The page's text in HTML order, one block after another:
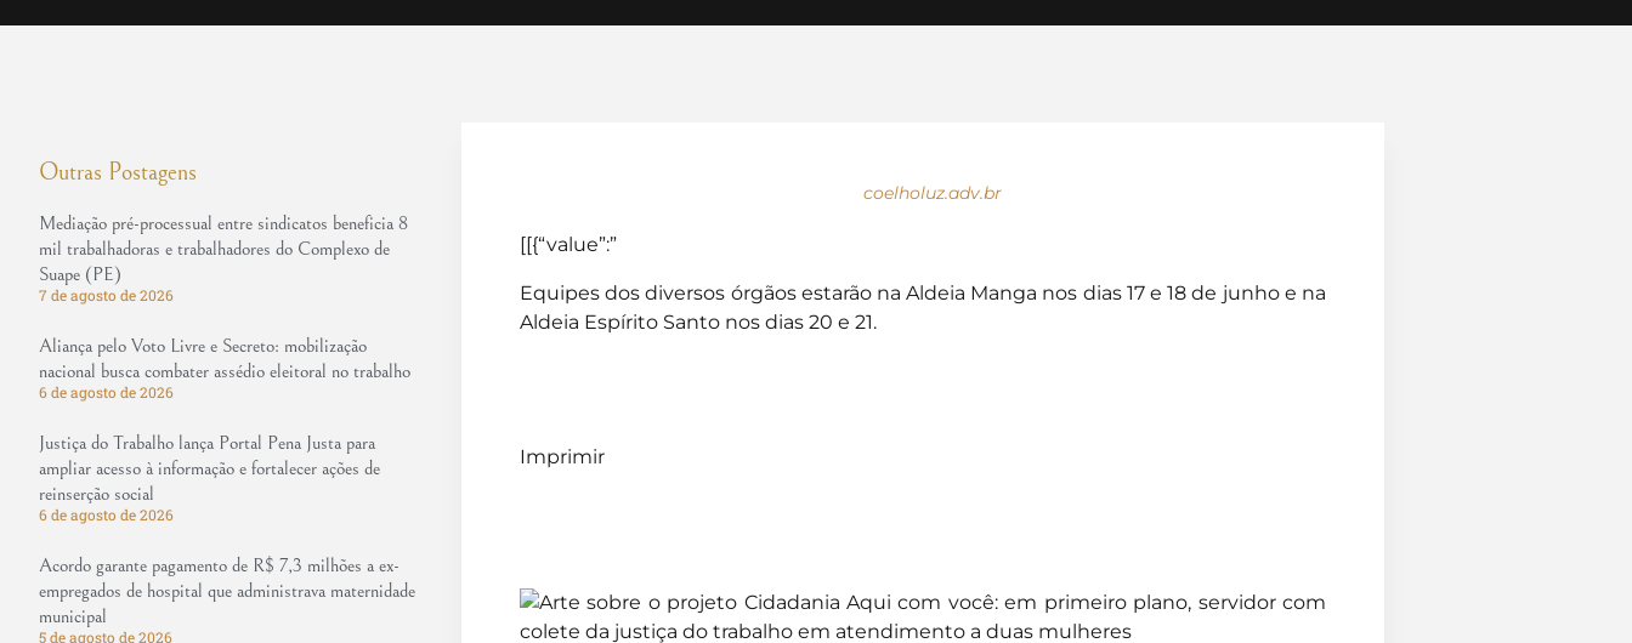
Outras Postagens
Mediação pré-processual entre sindicatos beneficia 8
mil trabalhadoras e trabalhadores do Complexo de
Suape (PE)
7 de agosto de 2026
Aliança pelo Voto Livre e Secreto: mobilização
nacional busca combater assédio eleitoral no trabalho
6 de agosto de 2026
Justiça do Trabalho lança Portal Pena Justa para
ampliar acesso à informação e fortalecer ações de
reinserção social
6 de agosto de 2026
Acordo garante pagamento de R$ 7,3 milhões a ex-
empregados de hospital que administrava maternidade
municipal
5 de agosto de 2026
coelholuz.adv.br
[[{“value”:”
Equipes dos diversos órgãos estarão na Aldeia Manga nos dias 17 e 18 de junho e na
Aldeia Espírito Santo nos dias 20 e 21.
Imprimir